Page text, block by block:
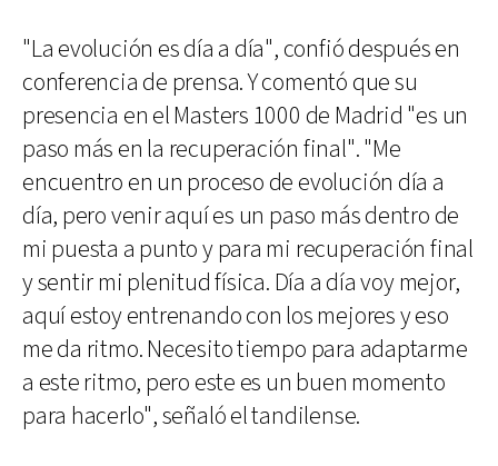
"La evolución es día a día", confió después en
conferencia de prensa. Y comentó que su
presencia en el Masters 1000 de Madrid "es un
paso más en la recuperación final". "Me
encuentro en un proceso de evolución día a
día, pero venir aquí es un paso más dentro de
mi puesta a punto y para mi recuperación final
y sentir mi plenitud física. Día a día voy mejor,
aquí estoy entrenando con los mejores y eso
me da ritmo. Necesito tiempo para adaptarme
a este ritmo, pero este es un buen momento
para hacerlo", señaló el tandilense.